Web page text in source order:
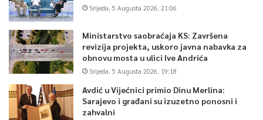
Srijeda, 5 Augusta 2026, 21:06
Ministarstvo saobraćaja KS: Završena
revizija projekta, uskoro javna nabavka za
obnovu mosta u ulici Ive Andrića
Srijeda, 5 Augusta 2026, 19:18
Avdić u Vijećnici primio Dinu Merlina:
Sarajevo i građani su izuzetno ponosni i
zahvalni